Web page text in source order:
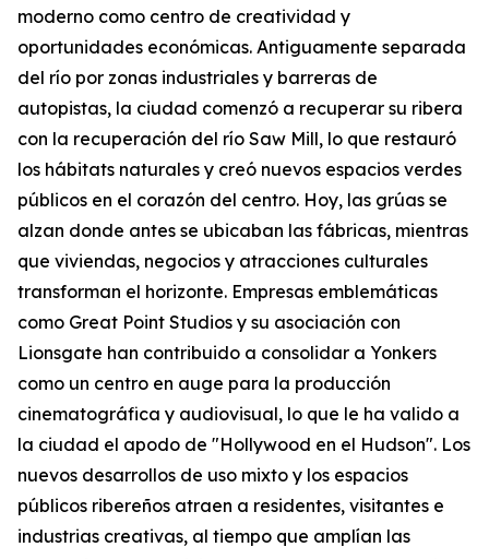
moderno como centro de creatividad y
oportunidades económicas. Antiguamente separada
del río por zonas industriales y barreras de
autopistas, la ciudad comenzó a recuperar su ribera
con la recuperación del río Saw Mill, lo que restauró
los hábitats naturales y creó nuevos espacios verdes
públicos en el corazón del centro. Hoy, las grúas se
alzan donde antes se ubicaban las fábricas, mientras
que viviendas, negocios y atracciones culturales
transforman el horizonte. Empresas emblemáticas
como Great Point Studios y su asociación con
Lionsgate han contribuido a consolidar a Yonkers
como un centro en auge para la producción
cinematográfica y audiovisual, lo que le ha valido a
la ciudad el apodo de "Hollywood en el Hudson". Los
nuevos desarrollos de uso mixto y los espacios
públicos ribereños atraen a residentes, visitantes e
industrias creativas, al tiempo que amplían las